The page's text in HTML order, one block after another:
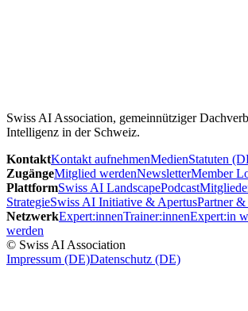
Swiss AI Association, gemeinnütziger
Intelligenz in der Schweiz.
KontaktKontakt aufnehmenMedienStatuten
ZugängeMitglied werdenNewsletterMember
PlattformSwiss AI LandscapePodcast
StrategieSwiss AI Initiative & ApertusPartner &
NetzwerkExpert:innenTrainer:innenExpert:in
werden
© Swiss AI Association
Impressum (DE)Datenschutz (DE)